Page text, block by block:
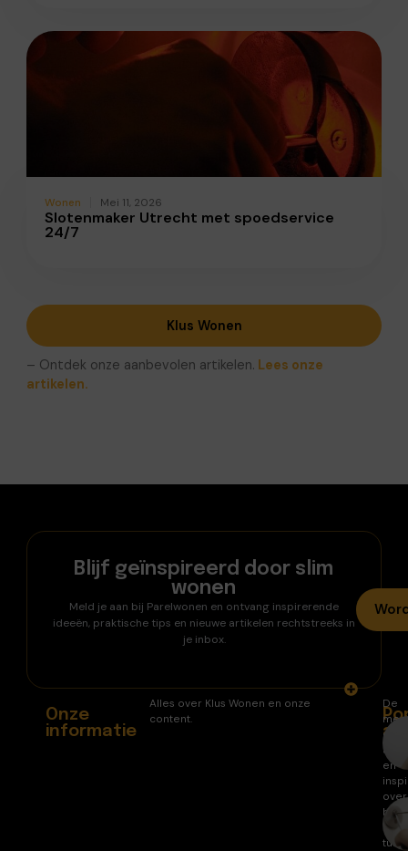
Wonen Mei 11, 2026
Slotenmaker Utrecht met spoedservice
24/7
Klus Wonen
– Ontdek onze aanbevolen artikelen. Lees onze
artikelen.
Blijf geïnspireerd door slim
wonen
Meld je aan bij Parelwonen en ontvang inspirerende
ideeën, praktische tips en nieuwe artikelen rechtstreeks in
je inbox.
Onze
informatie
Alles over Klus Wonen en onze
content.
De
en
over
huis
en
tuin.